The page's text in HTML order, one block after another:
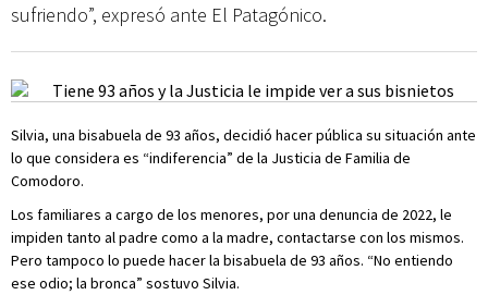
sufriendo”, expresó ante El Patagónico.
Silvia, una bisabuela de 93 años, decidió hacer pública su situación ante
lo que considera es “indiferencia” de la Justicia de Familia de
Comodoro.
Los familiares a cargo de los menores, por una denuncia de 2022, le
impiden tanto al padre como a la madre, contactarse con los mismos.
Pero tampoco lo puede hacer la bisabuela de 93 años. “No entiendo
ese odio; la bronca” sostuvo Silvia.